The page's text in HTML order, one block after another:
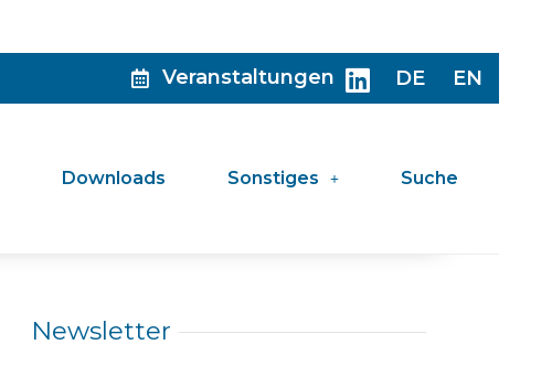
Veranstaltungen DE EN
Downloads Sonstiges Suche
Newsletter